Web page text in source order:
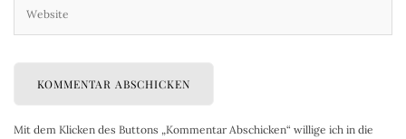
Mit dem Klicken des Buttons „Kommentar Abschicken“ willige ich in die